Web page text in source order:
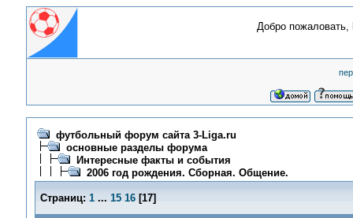
Добро пожаловать,
футбольный форум сайта 3-Liga.ru
основные разделы форума
Интересные факты и события
2006 год рождения. Сборная. Общение.
Страниц: 1 ... 15 16[17]